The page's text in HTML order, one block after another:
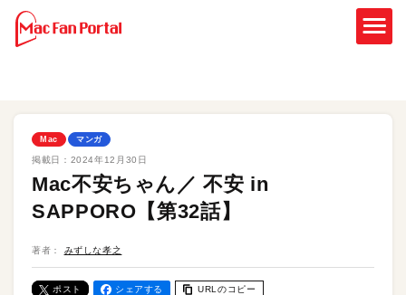
Mac マンガ
掲載日： 2024年12月30日
Mac不安ちゃん／ 不安 in
SAPPORO【第32話】
著者： みずしな孝之
ポスト シェアする URLのコピー